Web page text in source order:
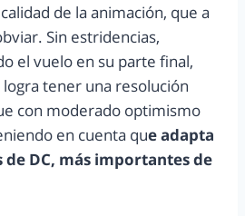
de la animación, que a
Sin estridencias,
el vuelo en su parte final,
tener una resolución
con moderado optimismo
en cuenta que adapta
DC, más importantes de